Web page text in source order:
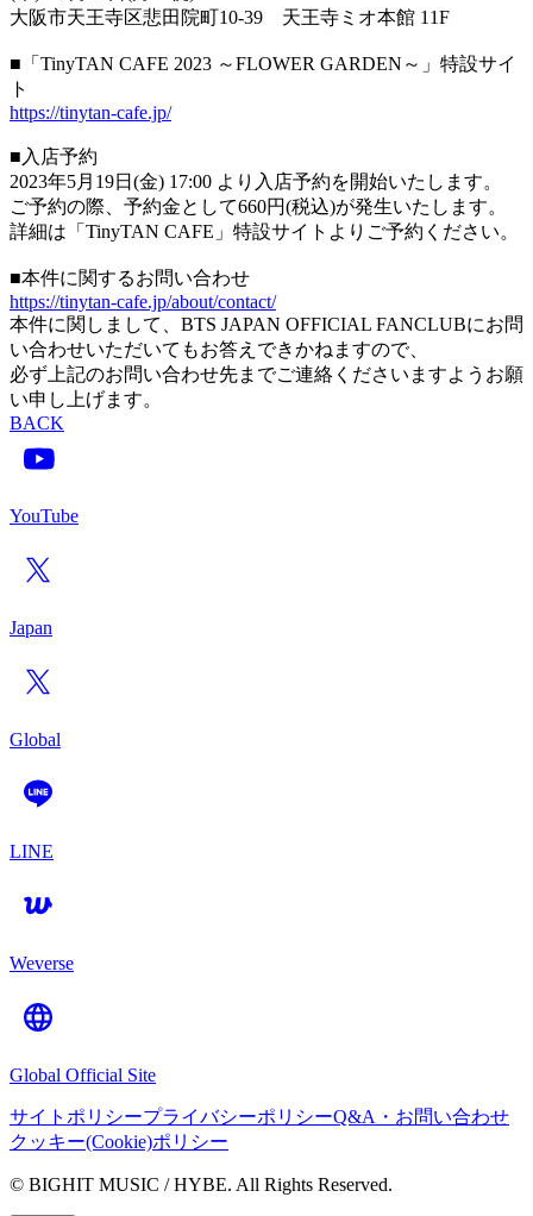
大阪市天王寺区悲田院町10-39 天王寺ミオ本館 11F
■「TinyTAN CAFE 2023 ～FLOWER GARDEN～」特設サイ
ト
https://tinytan-cafe.jp/
■入店予約
2023年5月19日(金) 17:00 より入店予約を開始いたします。
ご予約の際、予約金として660円(税込)が発生いたします。
詳細は「TinyTAN CAFE」特設サイトよりご予約ください。
■本件に関するお問い合わせ
https://tinytan-cafe.jp/about/contact/
本件に関しまして、BTS JAPAN OFFICIAL FANCLUBにお問
い合わせいただいてもお答えできかねますので、
必ず上記のお問い合わせ先までご連絡くださいますようお願
い申し上げます。
BACK
YouTube
Japan
Global
LINE
Weverse
Global Official Site
サイトポリシープライバシーポリシーQ&A・お問い合わせ
クッキー(Cookie)ポリシー
© BIGHIT MUSIC / HYBE. All Rights Reserved.